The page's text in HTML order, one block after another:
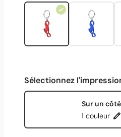
Sélectionnez
Sur un côté
1 couleur